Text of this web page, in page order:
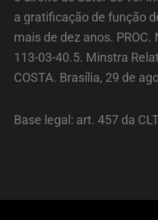
a gratificação de função
mais de dez anos. PROC.
113-03-40.5. Minstra
COSTA. Brasília, 29 de
Base legal: art. 457 da